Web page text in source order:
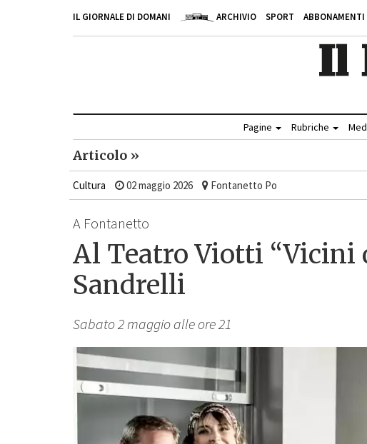
IL GIORNALE DI DOMANI ARCHIVIO SPORT ABBONAMENTI
Pagine Rubriche
Articolo »
Cultura 02 maggio 2026 Fontanetto Po
A Fontanetto
Al Teatro Viotti “Vicini
Sandrelli
Sabato 2 maggio alle ore 21